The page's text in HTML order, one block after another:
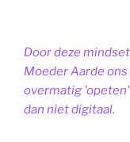
Door deze
Moeder Aarde
overmatig
dan niet digitaal.